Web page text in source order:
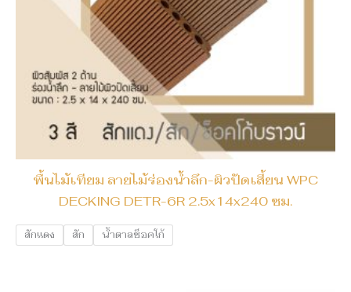
พื้นไม้เทียม ลายไม้ร่องน้ำลึก-ผิวปัดเสี้ยน WPC
DECKING DETR-6R 2.5x14x240 ซม.
สักแดง สัก น้ำตาลช็อคโก้